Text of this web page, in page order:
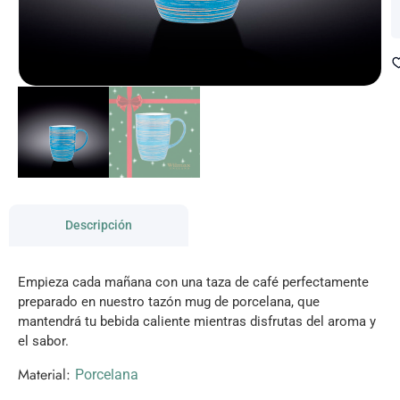
Descripción
Empieza cada mañana con una taza de café perfectamente
preparado en nuestro tazón mug de porcelana, que
mantendrá tu bebida caliente mientras disfrutas del aroma y
el sabor.
Material: Porcelana